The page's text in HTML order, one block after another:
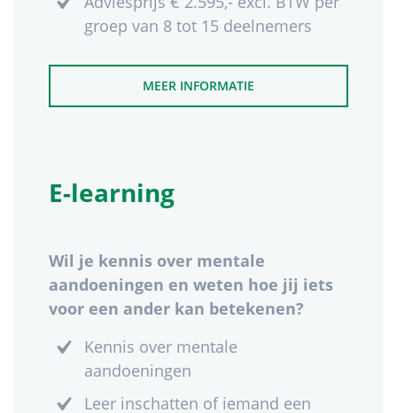
groep van 8 tot 15 deelnemers
MEER INFORMATIE
E-learning
Wil je kennis over mentale
aandoeningen en weten hoe jij iets
voor een ander kan betekenen?
Kennis over mentale
aandoeningen
Leer inschatten of iemand een